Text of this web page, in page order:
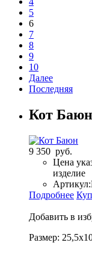
5
6
7
8
9
10
Далее
Последняя
Кот Баюн
9 350 руб.
Цена
изделие
Артикул:
Подробнее
Добавить в
Размер: